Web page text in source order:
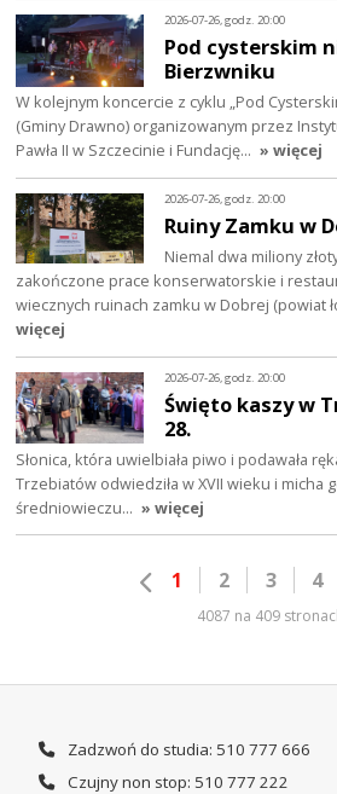
2026-07-26, godz. 20:00
Pod cysterskim
Bierzwniku
W kolejnym koncercie z cyklu „Pod
(Gminy Drawno) organizowanym przez
Pawła II w Szczecinie i Fundację… » więcej
2026-07-26, godz. 20:00
Ruiny Zamku w
Niemal dwa miliony
zakończone prace konserwatorskie i
wiecznych ruinach zamku w Dobrej (powiat
więcej
2026-07-26, godz. 20:00
Święto kaszy w
28.
Słonica, która uwielbiała piwo i podawała
Trzebiatów odwiedziła w XVII wieku i micha
średniowieczu… » więcej
1 2 3 4
4087 na 409
Zadzwoń do studia: 510 777 666
Czujny non stop: 510 777 222